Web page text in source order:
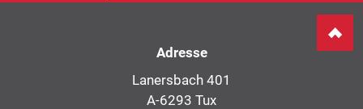
Adresse
Lanersbach 401
A-6293 Tux